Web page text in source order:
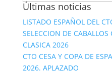
Últimas noticias
LISTADO ESPAÑOL DEL
SELECCION DE
CLASICA 2026
CTO CESA Y COPA DE
2026. APLAZADO